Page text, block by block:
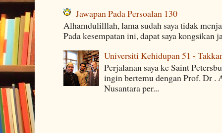
Jawapan Pada Persoalan 130
Alhamdulilllah, lama sudah saya tidak
Pada kesempatan ini, dapat saya kongsikan
Universiti Kehidupan 51 -
Perjalanan saya ke Saint
ingin bertemu dengan Prof. Dr
Nusantara per...